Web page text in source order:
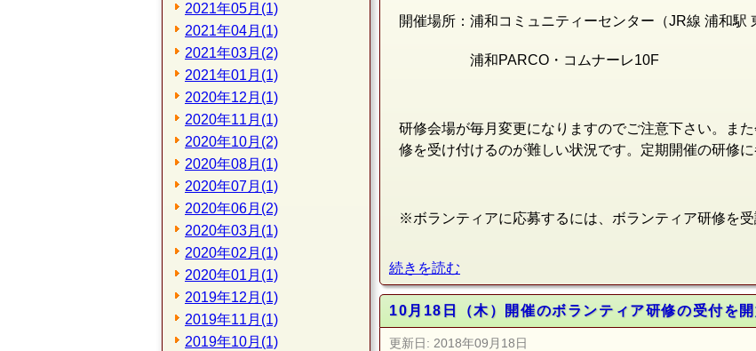
2021年05月(1)
2021年04月(1)
2021年03月(2)
2021年01月(1)
2020年12月(1)
2020年11月(1)
2020年10月(2)
2020年08月(1)
2020年07月(1)
2020年06月(2)
2020年03月(1)
2020年02月(1)
2020年01月(1)
2019年12月(1)
2019年11月(1)
2019年10月(1)
開催場所：浦和コミュニティーセンター（JR線 浦和駅
浦和PARCO・コムナーレ10F
研修会場が毎月変更になりますのでご注意下さい。ま
修を受け付けるのが難しい状況です。定期開催の研修に
※ボランティアに応募するには、ボランティア研修を
続きを読む
10月18日（木）開催のボランティア研修の受付を開
更新日: 2018年09月18日